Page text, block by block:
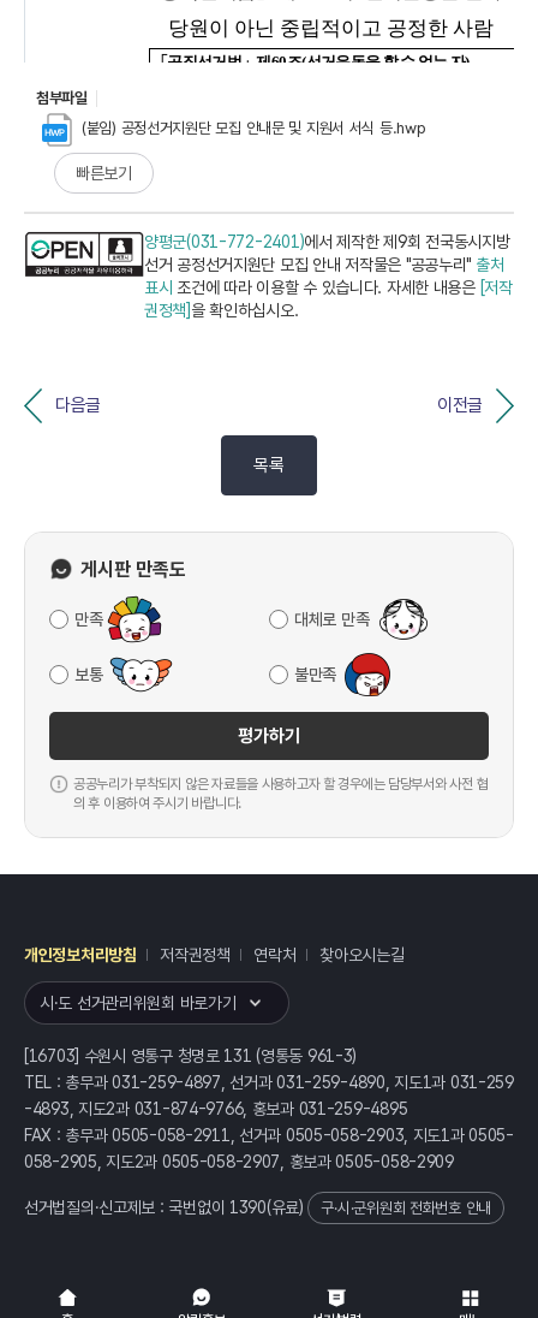
첨부파일
(붙임) 공정선거지원단 모집 안내문 및 지원서 서식 등.hwp
빠른보기
양평군(031-772-2401)에서 제작한 제9회 전국동시지방
선거 공정선거지원단 모집 안내 저작물은 "공공누리" 출처
표시 조건에 따라 이용할 수 있습니다. 자세한 내용은 [저작
권정책]을 확인하십시오.
다음글 이전글
목록
게시판 만족도
만족 대체로 만족
보통 불만족
평가하기
공공누리가 부착되지 않은 자료들을 사용하고자 할 경우에는 담당부서와 사전 협
의 후 이용하여 주시기 바랍니다.
개인정보처리방침 저작권정책 연락처 찾아오시는길
시·도 선거관리위원회 바로가기
[16703] 수원시 영통구 청명로 131 (영통동 961-3)
TEL : 총무과 031-259-4897, 선거과 031-259-4890, 지도1과 031-259
-4893, 지도2과 031-874-9766, 홍보과 031-259-4895
FAX : 총무과 0505-058-2911, 선거과 0505-058-2903, 지도1과 0505-
058-2905, 지도2과 0505-058-2907, 홍보과 0505-058-2909
선거법질의·신고제보 : 국번없이 1390(유료) 구·시·군위원회 전화번호 안내